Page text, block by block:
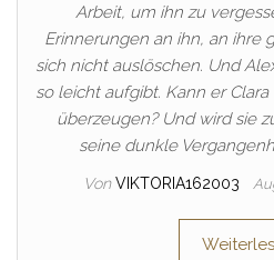
Arbeit, um ihn zu
Erinnerungen an ihn, an ihre
sich nicht auslöschen. Und
so leicht aufgibt. Kann er
überzeugen? Und wird sie
seine dunkle
Von VIKTORIA162003